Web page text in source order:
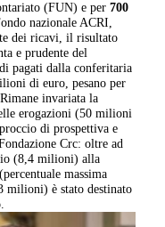
(FUN) e per700
nazionale ACRI,
dei ricavi, il risultato
e prudente del
pagati dalla conferitaria
di euro, pesano per
invariata la
erogazioni (50 milioni
di prospettiva e
Crc: oltre ad
(8,4 milioni) alla
massima
milioni) è stato destinato